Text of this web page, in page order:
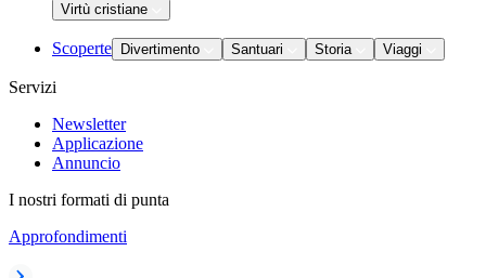
Virtù cristiane
Scoperte Divertimento Santuari Storia Viaggi
Servizi
Newsletter
Applicazione
Annuncio
I nostri formati di punta
Approfondimenti